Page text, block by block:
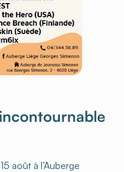
août à l’Auberge